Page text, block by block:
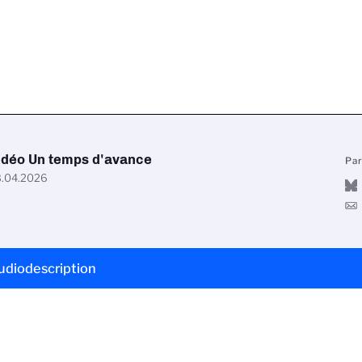
Un temps d'avance